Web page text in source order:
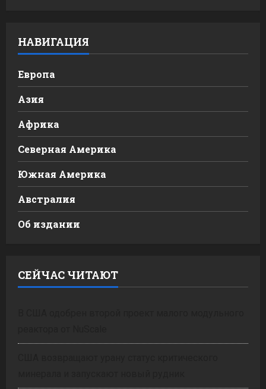
НАВИГАЦИЯ
Европа
Азия
Африка
Северная Америка
Южная Америка
Австралия
Об издании
СЕЙЧАС ЧИТАЮТ